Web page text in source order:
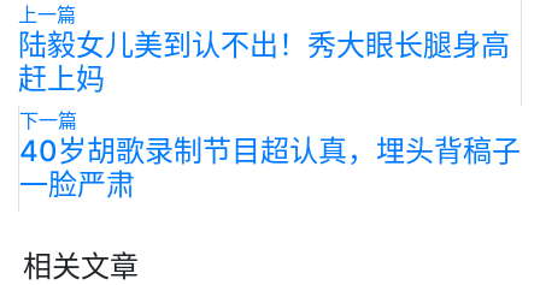
上一篇
陆毅女儿美到认不出！秀大眼长腿身高
赶上妈
下一篇
40岁胡歌录制节目超认真，埋头背稿子
一脸严肃
相关文章